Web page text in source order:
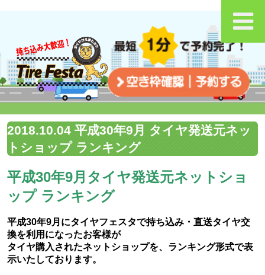
2018.10.04 平成30年9月 タイヤ発送元ネッ
トショップ ランキング
平成30年9月タイヤ発送元ネットショ
ップ ランキング
平成30年9月にタイヤフェスタで持ち込み・直送タイヤ交
換を利用になったお客様が
タイヤ購入されたネットショップを、ランキング形式で表
示いたしております。